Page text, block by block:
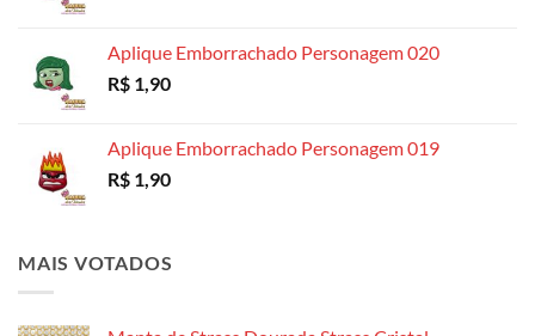
Aplique Emborrachado Personagem 020
R$ 1,90
Aplique Emborrachado Personagem 019
R$ 1,90
MAIS VOTADOS